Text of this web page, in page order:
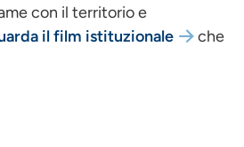
con il territorio e
il film istituzionale
che